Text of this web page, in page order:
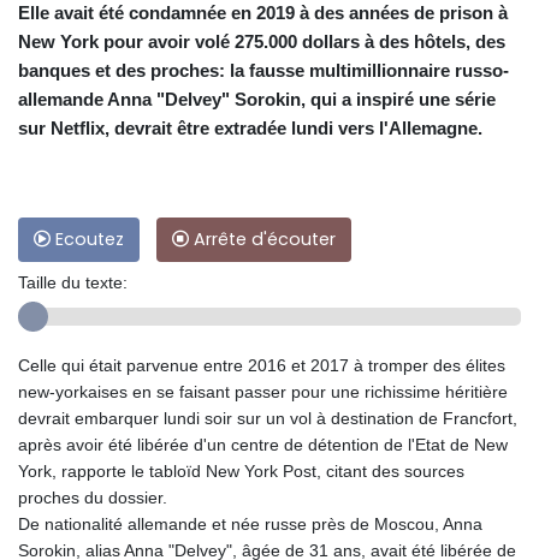
Elle avait été condamnée en 2019 à des années de prison à
New York pour avoir volé 275.000 dollars à des hôtels, des
banques et des proches: la fausse multimillionnaire russo-
allemande Anna "Delvey" Sorokin, qui a inspiré une série
sur Netflix, devrait être extradée lundi vers l'Allemagne.
Ecoutez Arrête d'écouter
Taille du texte:
Celle qui était parvenue entre 2016 et 2017 à tromper des élites
new-yorkaises en se faisant passer pour une richissime héritière
devrait embarquer lundi soir sur un vol à destination de Francfort,
après avoir été libérée d'un centre de détention de l'Etat de New
York, rapporte le tabloïd New York Post, citant des sources
proches du dossier.
De nationalité allemande et née russe près de Moscou, Anna
Sorokin, alias Anna "Delvey", âgée de 31 ans, avait été libérée de